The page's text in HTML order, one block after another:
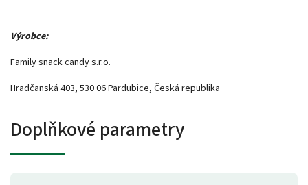
Výrobce:
Family snack candy s.r.o.
Hradčanská 403, 530 06 Pardubice, Česká republika
Doplňkové parametry